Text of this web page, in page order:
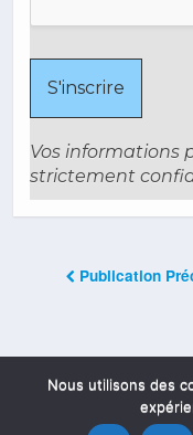
Vos informations
strictement
Publication
Les
Nous utilisons des